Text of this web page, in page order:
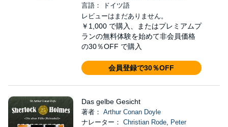
言語： ドイツ語
レビューはまだありません。
￥1,000 で購入、またはプレミアムプ
ランの無料体験を始めて非会員価格
の30％OFF で購入
会員登録で30％OFF
Das gelbe Gesicht
著者： Arthur Conan Doyle
ナレーター： Christian Rode, Peter